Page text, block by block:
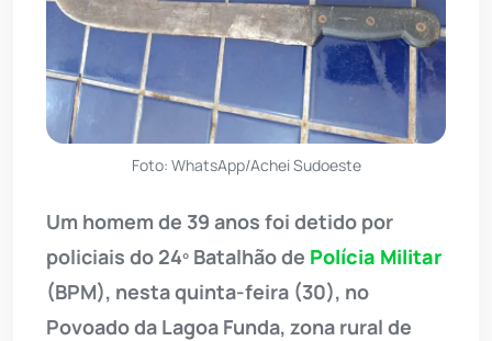
Foto: WhatsApp/Achei Sudoeste
Um homem de 39 anos foi detido por
policiais do 24º Batalhão de Polícia Militar
(BPM), nesta quinta-feira (30), no
Povoado da Lagoa Funda, zona rural de